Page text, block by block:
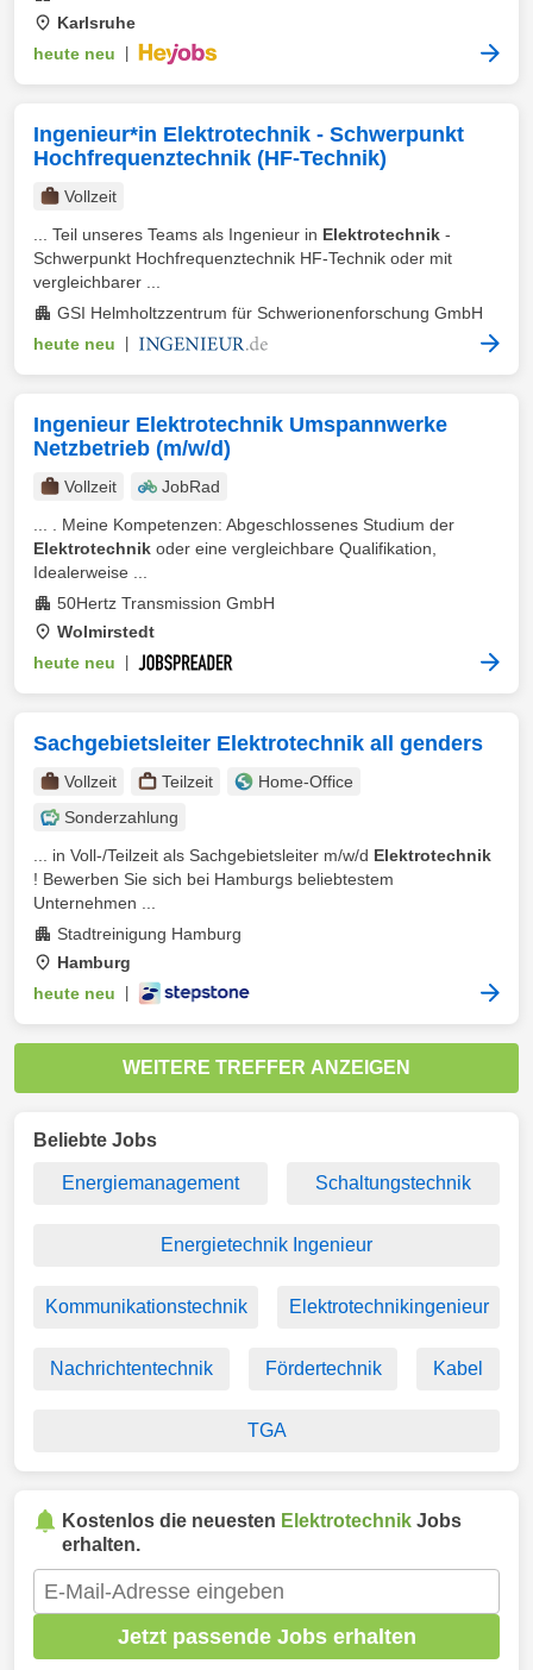
Karlsruhe
heute neu
Ingenieur*in Elektrotechnik - Schwerpunkt
Hochfrequenztechnik (HF-Technik)
Vollzeit
... Teil unseres Teams als Ingenieur in Elektrotechnik -
Schwerpunkt Hochfrequenztechnik HF-Technik oder mit
vergleichbarer ...
GSI Helmholtzzentrum für Schwerionenforschung GmbH
heute neu
Ingenieur Elektrotechnik Umspannwerke
Netzbetrieb (m/w/d)
Vollzeit
JobRad
... . Meine Kompetenzen: Abgeschlossenes Studium der
Elektrotechnik oder eine vergleichbare Qualifikation,
Idealerweise ...
50Hertz Transmission GmbH
Wolmirstedt
heute neu
Sachgebietsleiter Elektrotechnik all genders
Vollzeit Teilzeit
Home-Office
Sonderzahlung
... in Voll-/Teilzeit als Sachgebietsleiter m/w/d Elektrotechnik
! Bewerben Sie sich bei Hamburgs beliebtestem
Unternehmen ...
Stadtreinigung Hamburg
Hamburg
heute neu
WEITERE TREFFER ANZEIGEN
Beliebte Jobs
Energiemanagement Schaltungstechnik
Energietechnik Ingenieur
Kommunikationstechnik Elektrotechnikingenieur
Nachrichtentechnik Fördertechnik Kabel
TGA
Kostenlos die neuesten Elektrotechnik Jobs
erhalten.
Jetzt passende Jobs erhalten